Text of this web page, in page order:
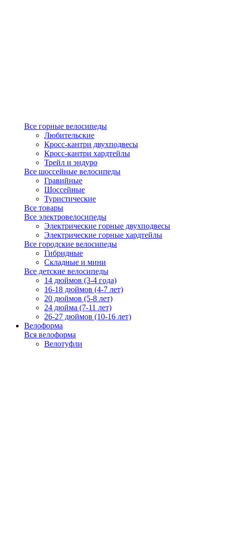
Все горные велосипеды
Любительские
Кросс-кантри двухподвесы
Кросс-кантри хардтейлы
Трейл и эндуро
Все шоссейные велосипеды
Гравийные
Шоссейные
Туристические
Все товары
Все электровелосипеды
Электрические горные двухподвесы
Электрические горные хардтейлы
Все городские велосипеды
Гибридные
Складные и мини
Все детские велосипеды
14 дюймов (3-4 года)
16-18 дюймов (4-7 лет)
20 дюймов (5-8 лет)
24 дюйма (7-11 лет)
26-27 дюймов (10-16 лет)
Велоформа
Вся велоформа
Велотуфли